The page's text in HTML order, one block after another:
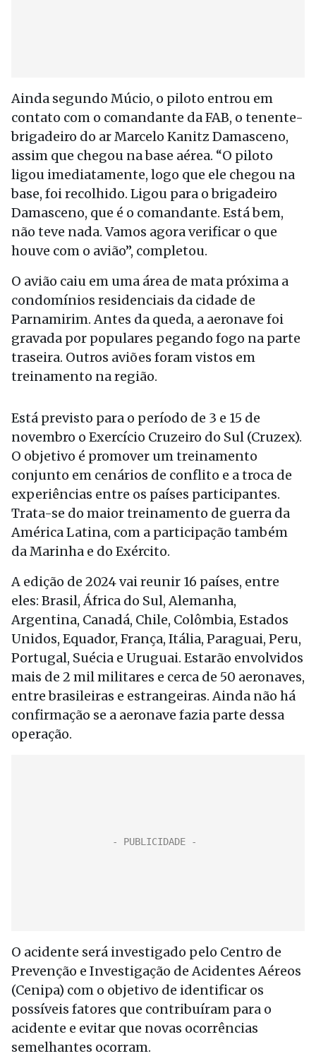
Ainda segundo Múcio, o piloto entrou em
contato com o comandante da FAB, o tenente-
brigadeiro do ar Marcelo Kanitz Damasceno,
assim que chegou na base aérea. “O piloto
ligou imediatamente, logo que ele chegou na
base, foi recolhido. Ligou para o brigadeiro
Damasceno, que é o comandante. Está bem,
não teve nada. Vamos agora verificar o que
houve com o avião”, completou.
O avião caiu em uma área de mata próxima a
condomínios residenciais da cidade de
Parnamirim. Antes da queda, a aeronave foi
gravada por populares pegando fogo na parte
traseira. Outros aviões foram vistos em
treinamento na região.
Está previsto para o período de 3 e 15 de
novembro o Exercício Cruzeiro do Sul (Cruzex).
O objetivo é promover um treinamento
conjunto em cenários de conflito e a troca de
experiências entre os países participantes.
Trata-se do maior treinamento de guerra da
América Latina, com a participação também
da Marinha e do Exército.
A edição de 2024 vai reunir 16 países, entre
eles: Brasil, África do Sul, Alemanha,
Argentina, Canadá, Chile, Colômbia, Estados
Unidos, Equador, França, Itália, Paraguai, Peru,
Portugal, Suécia e Uruguai. Estarão envolvidos
mais de 2 mil militares e cerca de 50 aeronaves,
entre brasileiras e estrangeiras. Ainda não há
confirmação se a aeronave fazia parte dessa
operação.
O acidente será investigado pelo Centro de
Prevenção e Investigação de Acidentes Aéreos
(Cenipa) com o objetivo de identificar os
possíveis fatores que contribuíram para o
acidente e evitar que novas ocorrências
semelhantes ocorram.